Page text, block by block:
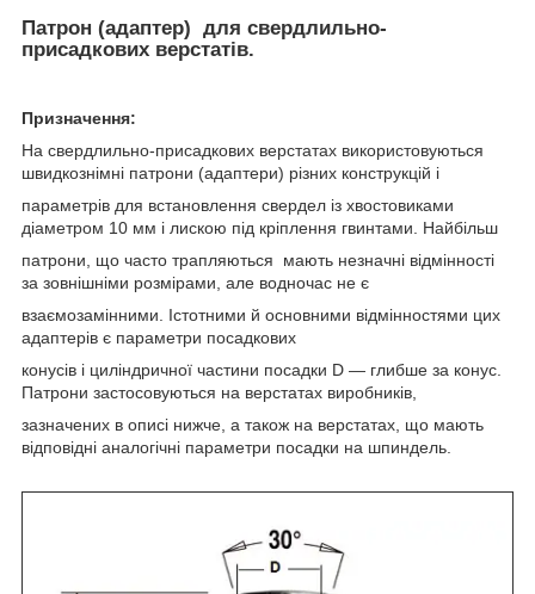
Патрон (адаптер) для свердлильно-
присадкових верстатів.
Призначення:
На свердлильно-присадкових верстатах використовуються
швидкознімні патрони (адаптери) різних конструкцій і
параметрів для встановлення свердел із хвостовиками
діаметром 10 мм і лискою під кріплення гвинтами. Найбільш
патрони, що часто трапляються мають незначні відмінності
за зовнішніми розмірами, але водночас не є
взаємозамінними. Істотними й основними відмінностями цих
адаптерів є параметри посадкових
конусів і циліндричної частини посадки D — глибше за конус.
Патрони застосовуються на верстатах виробників,
зазначених в описі нижче, а також на верстатах, що мають
відповідні аналогічні параметри посадки на шпиндель.